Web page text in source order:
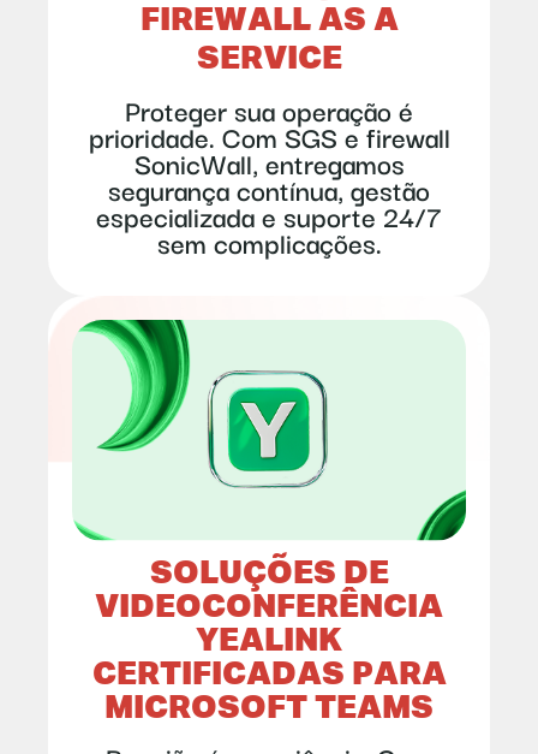
FIREWALL AS A
SERVICE
Proteger sua operação é
prioridade. Com SGS e firewall
SonicWall, entregamos
segurança contínua, gestão
especializada e suporte 24/7
sem complicações.
SOLUÇÕES DE
VIDEOCONFERÊNCIA
YEALINK
CERTIFICADAS PARA
MICROSOFT TEAMS